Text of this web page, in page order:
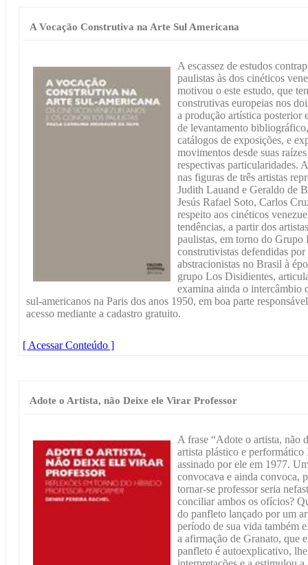
A Vocação Construtiva na Arte Sul Americana
A escassez de estudos
paulistas às dos cinéticos
motivou o este estudo, que
construtivas europeias nos
a produção artística posterior
de levantamento
catálogos de exposições, e
movimentos desde suas
respectivas particularidades.
nas figuras de três artistas
Judith Lauand e Geraldo de
Jesús Rafael Soto, Carlos
respeito aos cinéticos
tendências, a partir dos
paulistas, em torno do Grupo
construtivistas defendidas
abstracionistas no Brasil à
grupo Los Disidientes,
examina ainda o intercâmbio
sul-americanos na Paris dos anos 1950, em boa parte
acesso mediante a cadastro gratuito.
[ Acessar Conteúdo ]
Adote o Artista, não Deixe ele Virar Professor
A frase “Adote o artista, não
artista plástico e
assinado por ele em 1977.
convocava e ainda convoca,
tornar-se professor seria
conciliar ambos os ofícios?
do panfleto lançado por um
período de sua vida também
a afirmação de Granato, que
panfleto é autoexplicativo,